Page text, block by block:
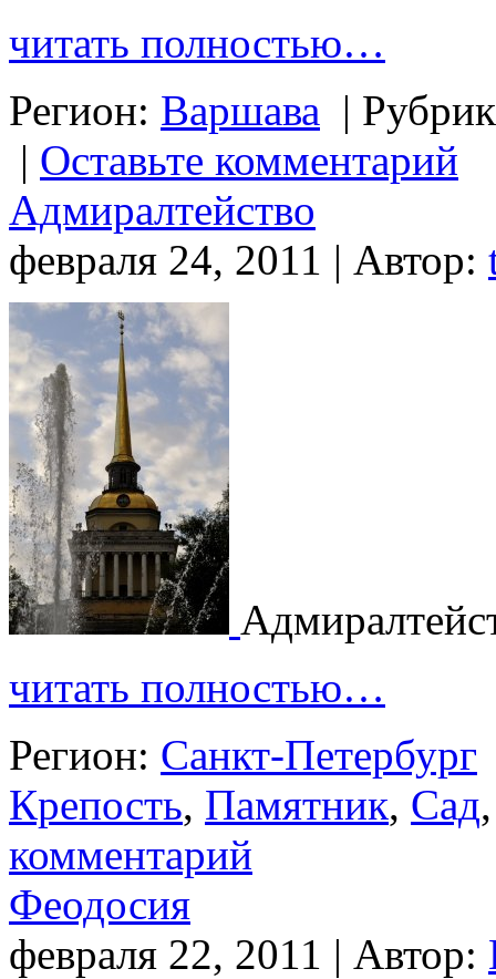
читать полностью…
Регион: Варшава |
| Оставьте комментарий
Адмиралтейство
февраля 24, 2011 | Автор:
читать полностью…
Регион: Санкт-Петербург
Крепость, Памятник, Сад
комментарий
Феодосия
февраля 22, 2011 | Автор: